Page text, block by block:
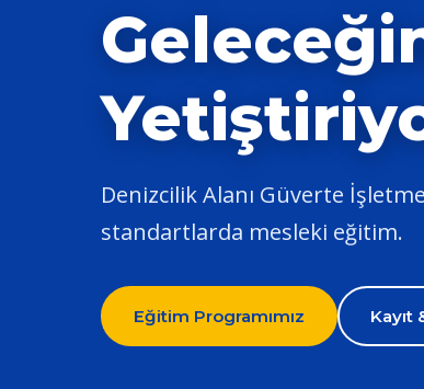
Denizcilik Alanı Güverte
standartlarda mesleki eğitim.
Eğitim Programımız Kayıt